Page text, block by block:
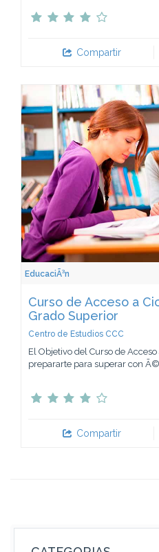
Compartir
EducaciÃ³n
Curso de Acceso a
Grado Superior
Centro de Estudios CCC
El Objetivo del Curso de
prepararte para superar con
Compartir